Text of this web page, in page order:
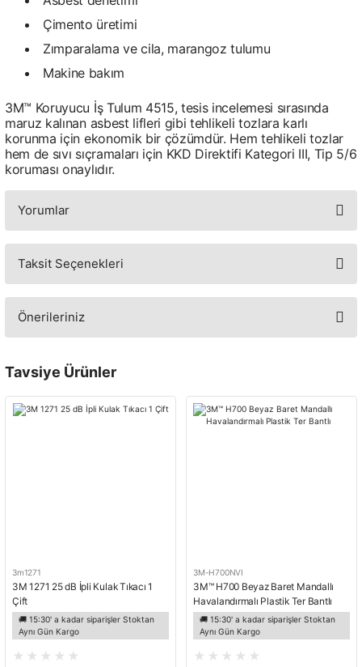
Çimento üretimi
Zımparalama ve cila, marangoz tulumu
Makine bakım
3M™ Koruyucu İş Tulum 4515, tesis incelemesi sırasında
maruz kalınan asbest lifleri gibi tehlikeli tozlara karlı
korunma için ekonomik bir çözümdür. Hem tehlikeli tozlar
hem de sıvı sıçramaları için KKD Direktifi Kategori III, Tip 5/6
koruması onaylıdır.
Yorumlar
Taksit Seçenekleri
Önerileriniz
yetersiz gördüğünüz noktaları öneri formunu kullanarak tarafımıza
iletebilirsiniz.
Görüş ve önerileriniz için teşekkür ederiz.
Gönder
Tavsiye Ürünler
3m1271
3M 1271 25 dB İpli Kulak Tıkacı 1
Çift
🚚 15:30' a kadar siparişler Stoktan
Aynı Gün Kargo
3M-H700NVI
3M™ H700 Beyaz Baret Mandallı
Havalandırmalı Plastik Ter Bantlı
🚚 15:30' a kadar siparişler Stoktan
Aynı Gün Kargo